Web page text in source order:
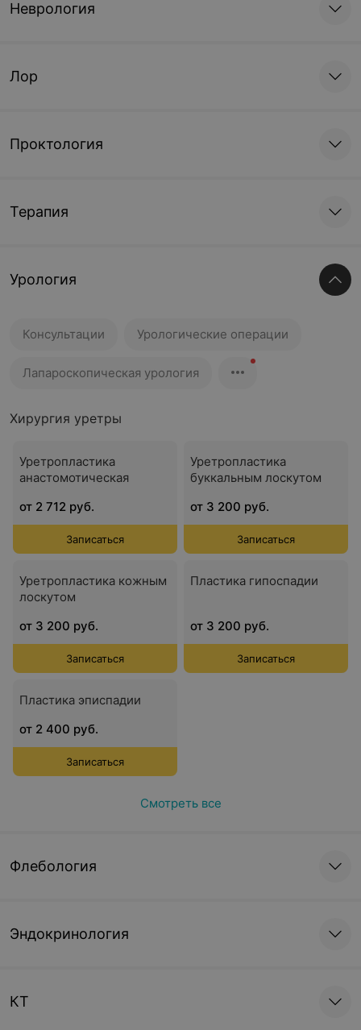
Неврология
Лор
Проктология
Терапия
Урология
Консультации Урологические операции
Лапароскопическая урология
Хирургия уретры
Уретропластика
анастомотическая
от 2 712 руб.
Записаться
Уретропластика
буккальным лоскутом
от 3 200 руб.
Записаться
Уретропластика кожным
лоскутом
от 3 200 руб.
Записаться
Пластика гипоспадии
от 3 200 руб.
Записаться
Пластика эписпадии
от 2 400 руб.
Записаться
Смотреть все
Флебология
Эндокринология
КТ